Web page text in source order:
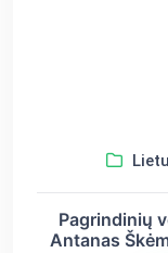
Pagrindinių
Antanas